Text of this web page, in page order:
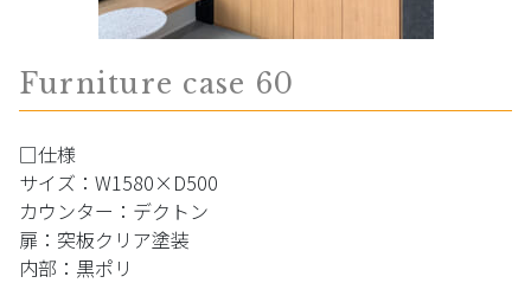
Furniture case 60
□仕様
サイズ：W1580×D500
カウンター：デクトン
扉：突板クリア塗装
内部：黒ポリ